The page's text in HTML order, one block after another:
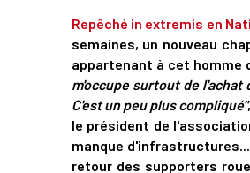
Repêché in extremis en
semaines, un nouveau
appartenant à cet homme
m'occupe surtout de l'achat
C'est un peu plus compliqué"
le président de
manque
retour des supporters